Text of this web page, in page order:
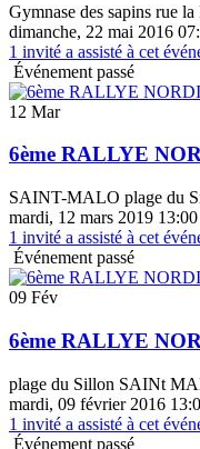
Gymnase des sapins rue
dimanche, 22 mai 2016
1 invité a assisté à cet
Événement passé
12 Mar
6ème RALLYE
SAINT-MALO plage du
mardi, 12 mars 2019
1 invité a assisté à cet
Événement passé
09 Fév
6ème RALLYE
plage du Sillon SAINt
mardi, 09 février 2016
1 invité a assisté à cet
Événement passé